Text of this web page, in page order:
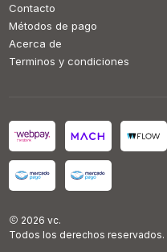
Contacto
Métodos de pago
Acerca de
Terminos y condiciones
2026 vc.
Todos los derechos reservados.